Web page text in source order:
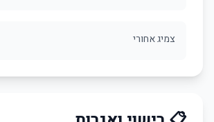
צמיג אחורי